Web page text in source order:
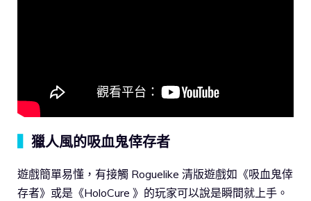
獵人風的吸血鬼倖存者
遊戲簡單易懂，有接觸 Roguelike 清版遊戲如《吸血鬼倖
存者》或是《HoloCure 》的玩家可以說是瞬間就上手。